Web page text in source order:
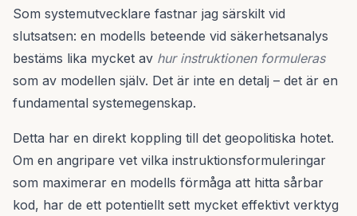
Som systemutvecklare fastnar jag särskilt vid
slutsatsen: en modells beteende vid säkerhetsanalys
bestäms lika mycket av hur instruktionen formuleras
som av modellen själv. Det är inte en detalj – det är en
fundamental systemegenskap.
Detta har en direkt koppling till det geopolitiska hotet.
Om en angripare vet vilka instruktionsformuleringar
som maximerar en modells förmåga att hitta sårbar
kod, har de ett potentiellt sett mycket effektivt verktyg